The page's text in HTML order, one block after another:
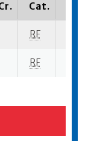
Cat.
RF
RF